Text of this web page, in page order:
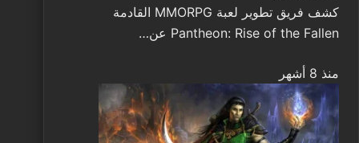
كشف فريق تطوير لعبة MMORPG القادمة
Pantheon: Rise of the Fallen عن…
منذ 8 أشهر